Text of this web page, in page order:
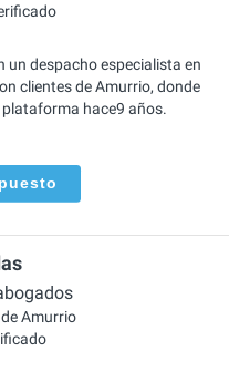
un despacho especialista en
clientes de Amurrio, donde
hace9 años.
Amurrio